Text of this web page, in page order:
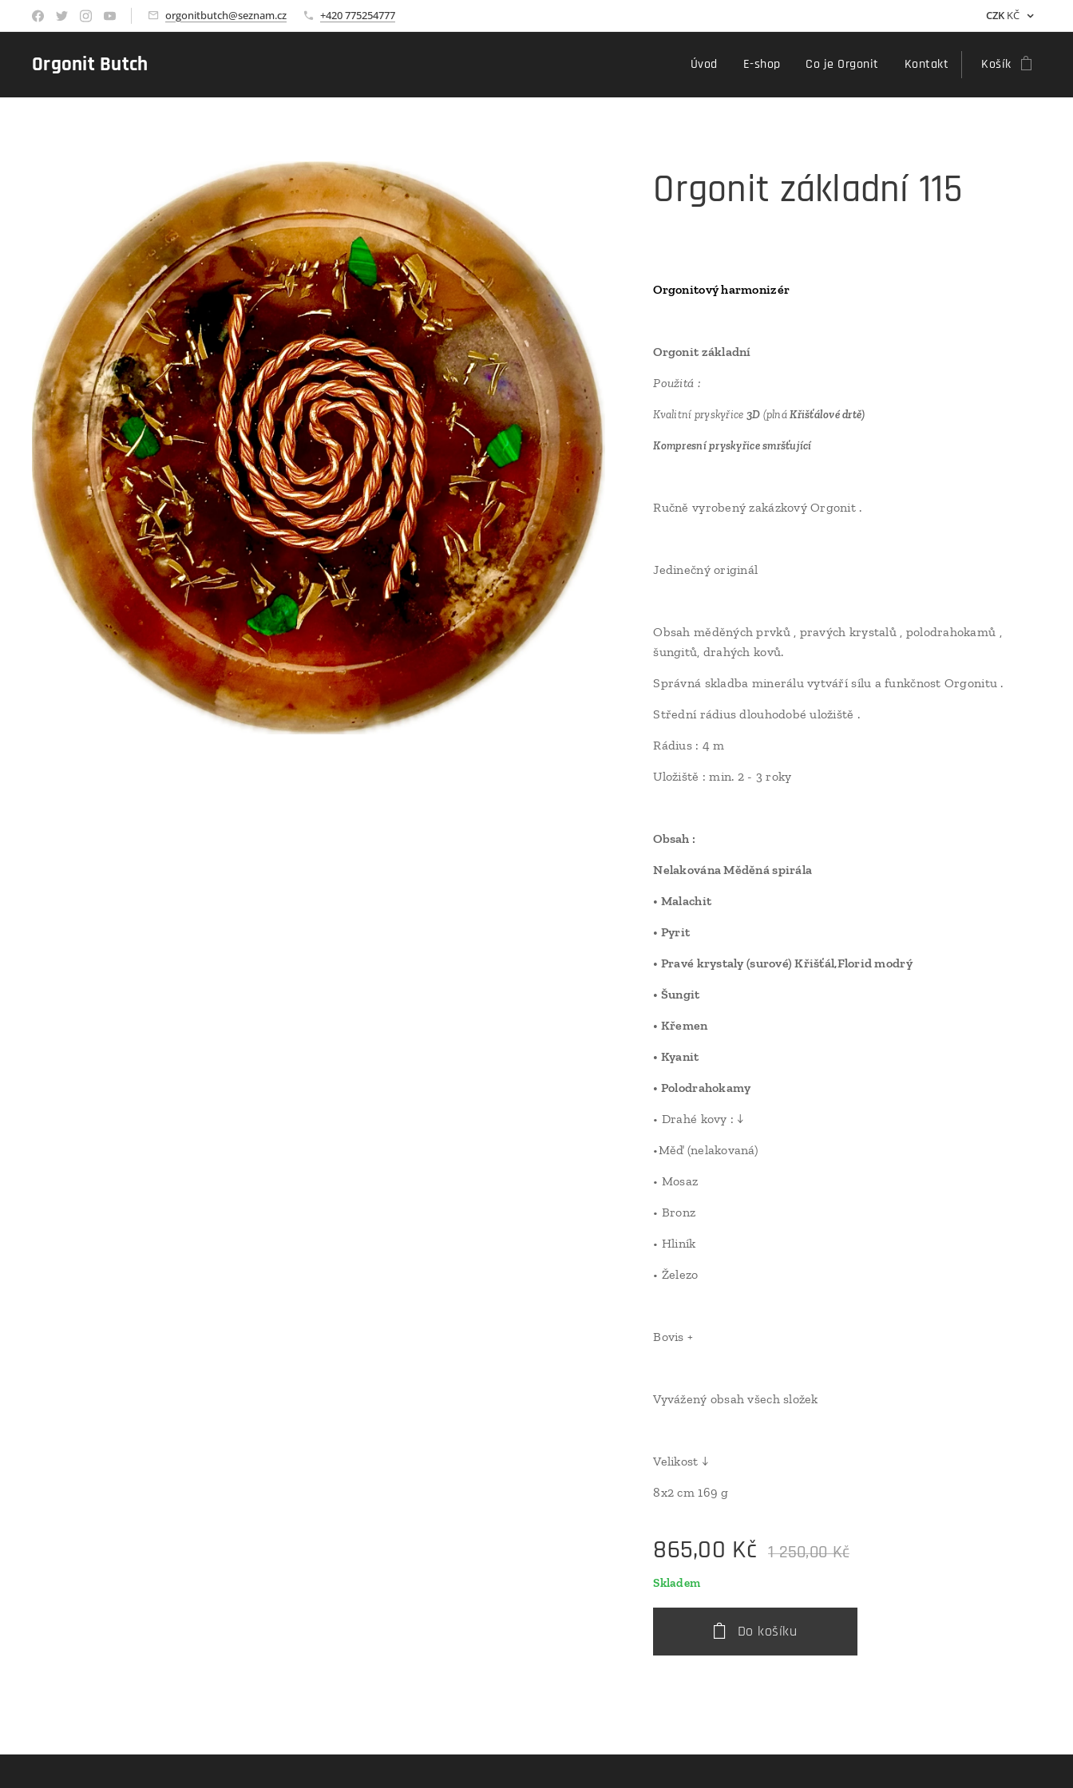
orgonitbutch@seznam.cz +420 775254777 CZK KČ
Orgonit Butch Úvod E-shop Co je Orgonit Kontakt Košík
Orgonit základní 115
Orgonitový harmonizér
Orgonit základní
Použitá :
Kvalitní pryskyřice 3D (plnáKřišťálové drtě)
Kompresní pryskyřice smršťující
Ručně vyrobený zakázkový Orgonit .
Jedinečný originál
Obsah měděných prvků , pravých krystalů , polodrahokamů ,
šungitů, drahých kovů.
Správná skladba minerálu vytváří sílu a funkčnost Orgonitu .
Střední rádius dlouhodobé uložiště .
Rádius : 4 m
Uložiště : min. 2 - 3 roky
Obsah :
Nelakována Měděná spirála
• Malachit
• Pyrit
• Pravé krystaly (surové) Křišťál,Florid modrý
• Šungit
• Křemen
• Kyanit
• Polodrahokamy
• Drahé kovy : ↓
•Měď (nelakovaná)
• Mosaz
• Bronz
• Hliník
• Železo
Bovis +
Vyvážený obsah všech složek
Velikost ↓
8x2 cm 169 g
865,00 Kč 1 250,00Kč
Skladem
Do košíku